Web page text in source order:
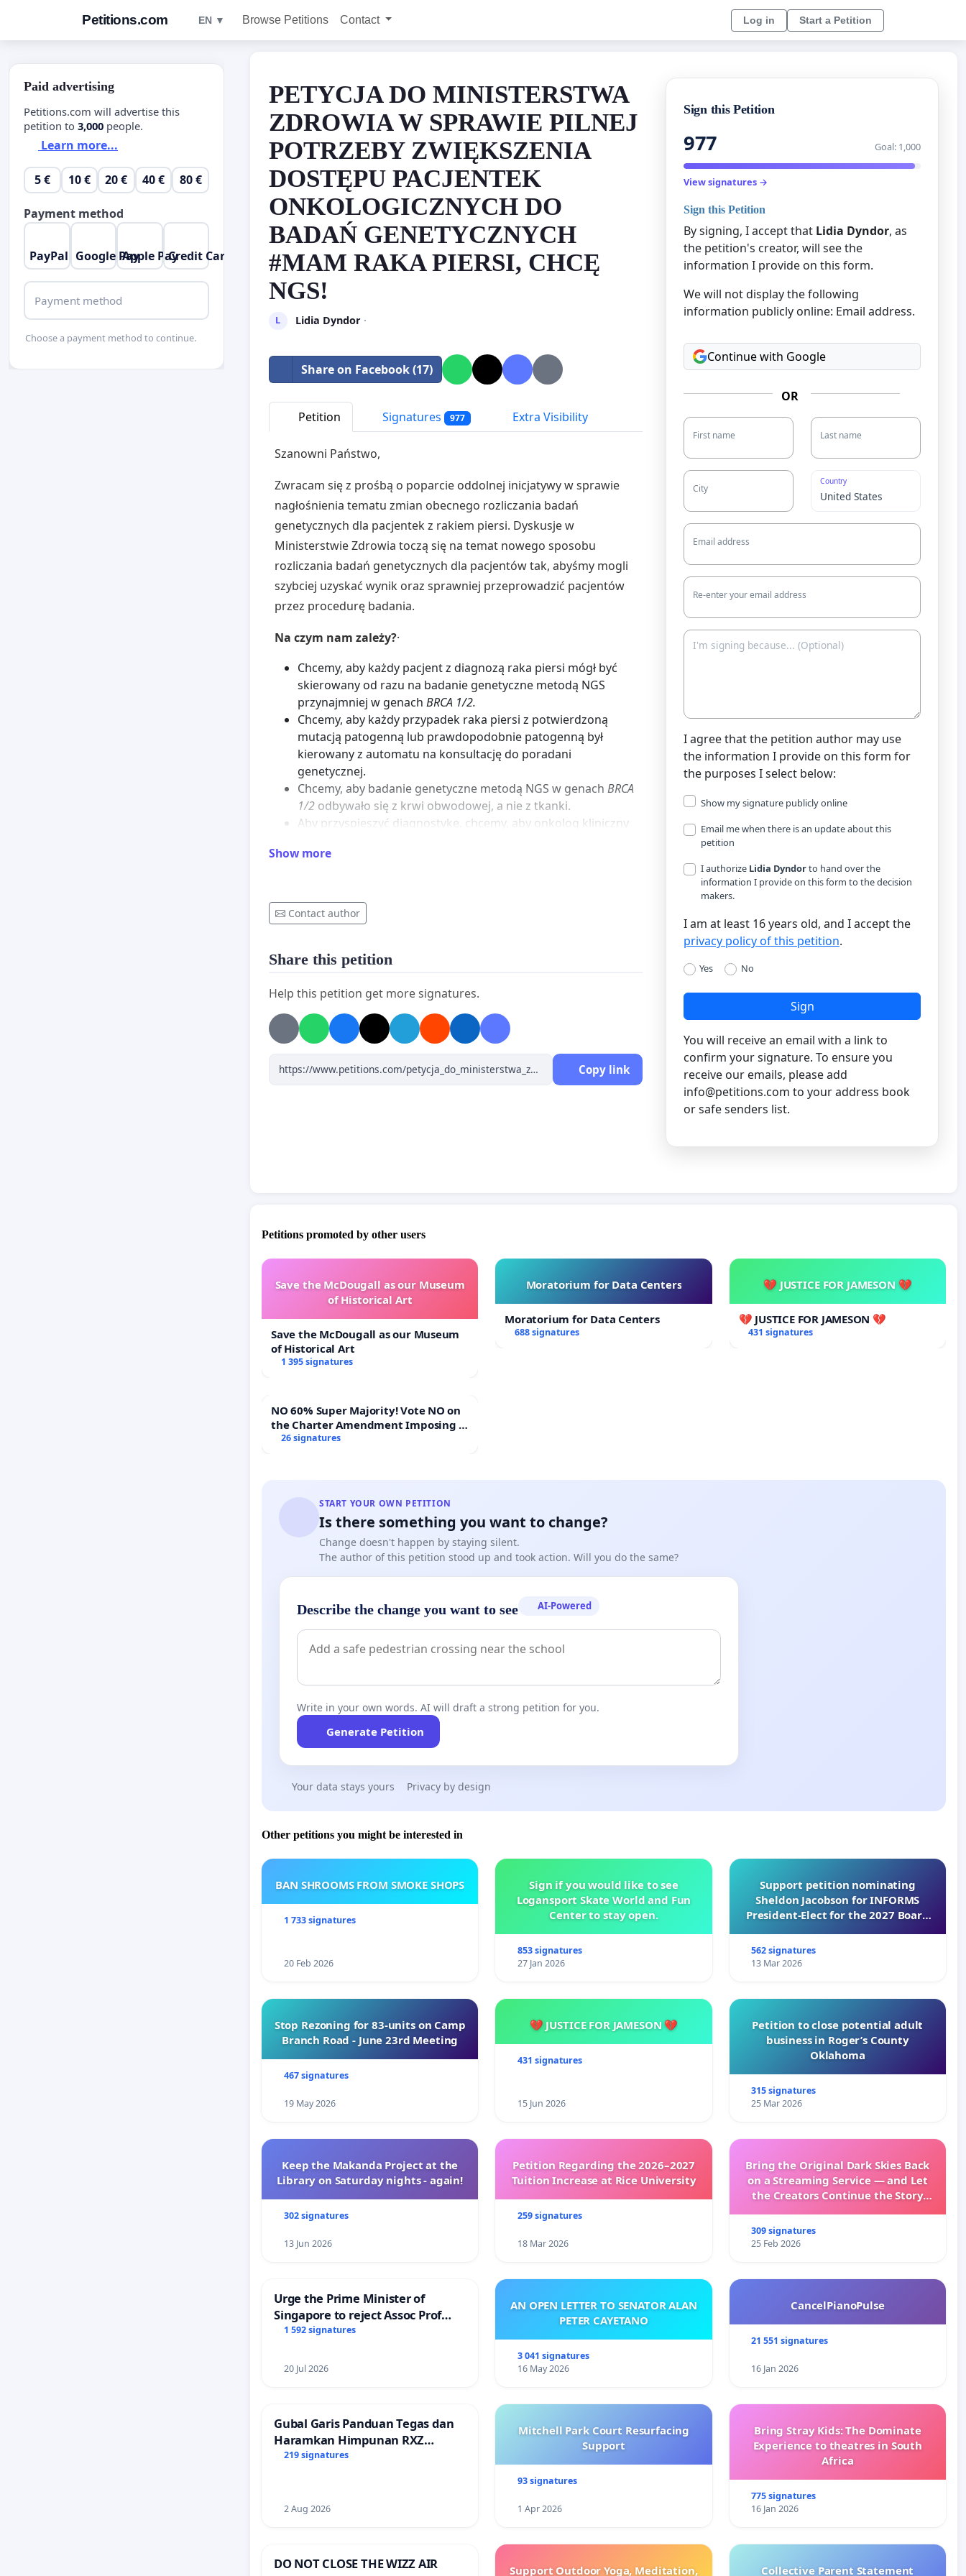
Petitions.com EN ▼ Browse Petitions Contact Log in Start a Petition
PETYCJA DO MINISTERSTWA
ZDROWIA W SPRAWIE PILNEJ
POTRZEBY ZWIĘKSZENIA
DOSTĘPU PACJENTEK
ONKOLOGICZNYCH DO
BADAŃ GENETYCZNYCH
#MAM RAKA PIERSI, CHCĘ
NGS!
L Lidia Dyndor·
Share on Facebook (17)
Petition Signatures 977 Extra Visibility
Szanowni Państwo,
Zwracam się z prośbą o poparcie oddolnej inicjatywy w sprawie
nagłośnienia tematu zmian obecnego rozliczania badań
genetycznych dla pacjentek z rakiem piersi. Dyskusje w
Ministerstwie Zdrowia toczą się na temat nowego sposobu
rozliczania badań genetycznych dla pacjentów tak, abyśmy mogli
szybciej uzyskać wynik oraz sprawniej przeprowadzić pacjentów
przez procedurę badania.
Na czym nam zależy?·
Chcemy, aby każdy pacjent z diagnozą raka piersi mógł być
skierowany od razu na badanie genetyczne metodą NGS
przynajmniej w genach BRCA 1/2.
Chcemy, aby każdy przypadek raka piersi z potwierdzoną
mutacją patogenną lub prawdopodobnie patogenną był
kierowany z automatu na konsultację do poradani
genetycznej.
Chcemy, aby badanie genetyczne metodą NGS w genach BRCA
1/2 odbywało się z krwi obwodowej, a nie z tkanki.
Aby przyspieszyć diagnostykę, chcemy, aby onkolog kliniczny
mógł zlecić jej badanie genetyczne metodą NGS z krwi
Co możesz zrobić?
Udostępniaj, i mów o naszej inicjatywie innym. Niech nasz głos
usłyszą wszyscy!
Dziękuję, że jesteś!
OnkoFitka Lidka
Show more
Contact author
Share this petition
Help this petition get more signatures.
Copy link
Sign this Petition
977 Goal: 1,000
View signatures →
Sign this Petition
By signing, I accept that Lidia Dyndor, as
the petition's creator, will see the
information I provide on this form.
We will not display the following
information publicly online: Email address.
Continue with Google
OR
First name Last name
City
Country
Email address
Re-enter your email address
I agree that the petition author may use
the information I provide on this form for
the purposes I select below:
Show my signature publicly online
Email me when there is an update about this
petition
I authorize Lidia Dyndorto hand over the
information I provide on this form to the decision
makers.
I am at least 16 years old, and I accept the
privacy policy of this petition.
Yes No
Sign
You will receive an email with a link to
confirm your signature. To ensure you
receive our emails, please add
info@petitions.com to your address book
or safe senders list.
Petitions promoted by other users
Save the McDougall as our Museum
of Historical Art
Save the McDougall as our Museum
of Historical Art
1 395 signatures
Moratorium for Data Centers
Moratorium for Data Centers
688 signatures
💔 JUSTICE FOR JAMESON 💔
💔 JUSTICE FOR JAMESON 💔
431 signatures
NO 60% Super Majority! Vote NO on
the Charter Amendment Imposing a
60% Supermajority to Overturn
26 signatures
START YOUR OWN PETITION
Is there something you want to change?
Change doesn't happen by staying silent.
The author of this petition stood up and took action. Will you do the same?
Describe the change you want to see AI-Powered
Write in your own words. AI will draft a strong petition for you.
Generate Petition
Your data stays yours Privacy by design
Other petitions you might be interested in
BAN SHROOMS FROM SMOKE SHOPS
1 733 signatures
20 Feb 2026
Sign if you would like to see
Logansport Skate World and Fun
Center to stay open.
853 signatures
27 Jan 2026
Support petition nominating
Sheldon Jacobson for INFORMS
President-Elect for the 2027 Board
562 signatures
13 Mar 2026
Stop Rezoning for 83-units on Camp
Branch Road - June 23rd Meeting
467 signatures
19 May 2026
💔 JUSTICE FOR JAMESON 💔
431 signatures
15 Jun 2026
Petition to close potential adult
business in Roger’s County
Oklahoma
315 signatures
25 Mar 2026
Keep the Makanda Project at the
Library on Saturday nights - again!
302 signatures
13 Jun 2026
Petition Regarding the 2026–2027
Tuition Increase at Rice University
259 signatures
18 Mar 2026
Bring the Original Dark Skies Back
on a Streaming Service — and Let
the Creators Continue the Story
309 signatures
25 Feb 2026
Urge the Prime Minister of
Singapore to reject Assoc Prof
Faishal Ibrahim’s resignation
1 592 signatures
20 Jul 2026
AN OPEN LETTER TO SENATOR ALAN
PETER CAYETANO
3 041 signatures
16 May 2026
CancelPianoPulse
21 551 signatures
16 Jan 2026
Gubal Garis Panduan Tegas dan
Haramkan Himpunan RXZ
Members di Terengganu
219 signatures
2 Aug 2026
Mitchell Park Court Resurfacing
Support
93 signatures
1 Apr 2026
Bring Stray Kids: The Dominate
Experience to theatres in South
Africa
775 signatures
16 Jan 2026
DO NOT CLOSE THE WIZZ AIR
Support Outdoor Yoga, Meditation, Collective Parent Statement
Paid advertising
Petitions.com will advertise this
petition to 3,000 people.
Learn more...
5 € 10 € 20 € 40 € 80 €
Payment method
PayPal Google PayApple PayCredit Card
Payment method
Choose a payment method to continue.